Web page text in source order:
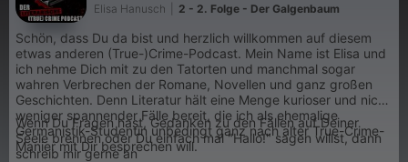
Elisa Hanusch 2 - 2. Folge - Der Galgenbaum
Schön, dass Du da bist und herzlich willkommen auf diesem
etwas anderen (True-)Crime-Podcast. Mein Name ist Elisa und
ich nehme Dich mit zu den Tatorten und manchmal sogar
wahren Verbrechen der Romane, Novellen und ganz großen
Geschichten. Denn Literatur hält eine Menge kurioser und nicht
weniger spannender Fälle bereit, die ich als ehemalige
Germanistik-Studentin unbedingt ganz nach alter True-Crime-
Manier mit Dir besprechen will.
Wenn Du Fragen hast, Gedanken zu den Fällen auf Deiner
Seele brennen oder Du einfach mal "Hallo!" sagen willst, dann
schreib mir gerne an